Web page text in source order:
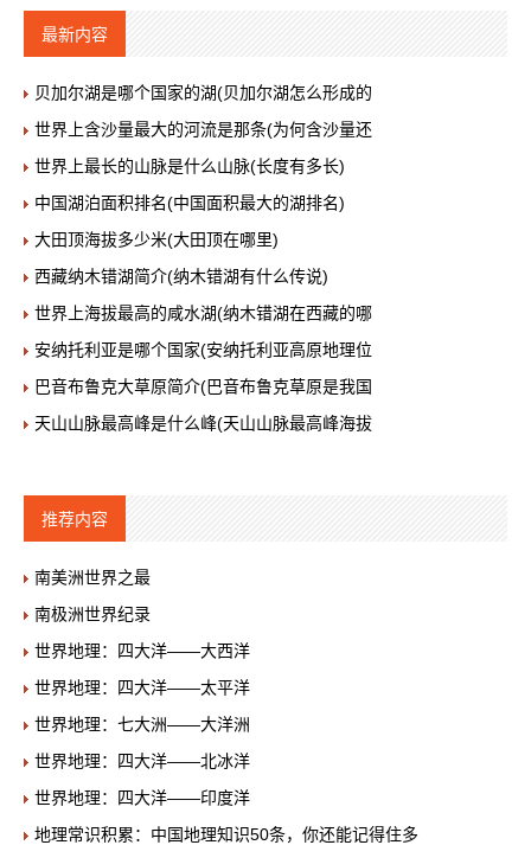
最新内容
贝加尔湖是哪个国家的湖(贝加尔湖怎么形成的
世界上含沙量最大的河流是那条(为何含沙量还
世界上最长的山脉是什么山脉(长度有多长)
中国湖泊面积排名(中国面积最大的湖排名)
大田顶海拔多少米(大田顶在哪里)
西藏纳木错湖简介(纳木错湖有什么传说)
世界上海拔最高的咸水湖(纳木错湖在西藏的哪
安纳托利亚是哪个国家(安纳托利亚高原地理位
巴音布鲁克大草原简介(巴音布鲁克草原是我国
天山山脉最高峰是什么峰(天山山脉最高峰海拔
推荐内容
南美洲世界之最
南极洲世界纪录
世界地理：四大洋——大西洋
世界地理：四大洋——太平洋
世界地理：七大洲——大洋洲
世界地理：四大洋——北冰洋
世界地理：四大洋——印度洋
地理常识积累：中国地理知识50条，你还能记得住多